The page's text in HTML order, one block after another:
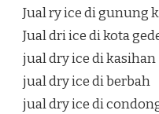
Jual ry ice di gunung
Jual dri ice di kota
jual dry ice di kasihan
jual dry ice di berbah
jual dry ice di